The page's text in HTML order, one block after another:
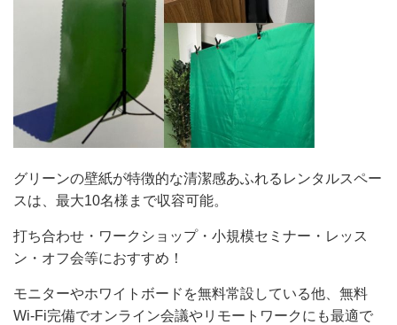
グリーンの壁紙が特徴的な清潔感あふれるレンタルスペー
スは、最大10名様まで収容可能。
打ち合わせ・ワークショップ・小規模セミナー・レッス
ン・オフ会等におすすめ！
モニターやホワイトボードを無料常設している他、無料
Wi-Fi完備でオンライン会議やリモートワークにも最適で